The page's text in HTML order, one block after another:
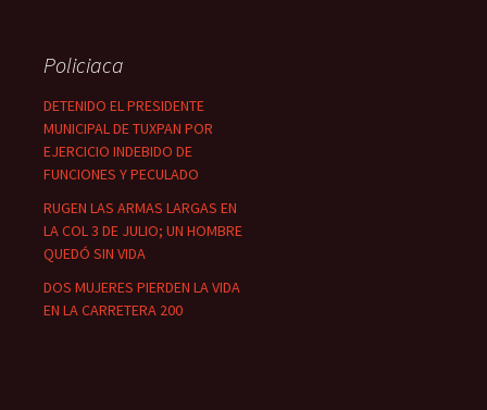
Policiaca
DETENIDO EL PRESIDENTE
MUNICIPAL DE TUXPAN POR
EJERCICIO INDEBIDO DE
FUNCIONES Y PECULADO
RUGEN LAS ARMAS LARGAS EN
LA COL 3 DE JULIO; UN HOMBRE
QUEDÓ SIN VIDA
DOS MUJERES PIERDEN LA VIDA
EN LA CARRETERA 200